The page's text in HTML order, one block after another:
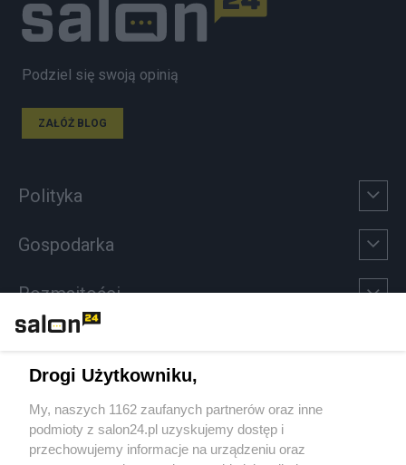
Podziel się swoją opinią
ZAŁÓŻ BLOG
Polityka
Gospodarka
Rozmaitości
Sport
Społeczeństwo
Drogi Użytkowniku,
My, naszych 1162 zaufanych partnerów oraz inne
podmioty z salon24.pl uzyskujemy dostęp i
przechowujemy informacje na urządzeniu oraz